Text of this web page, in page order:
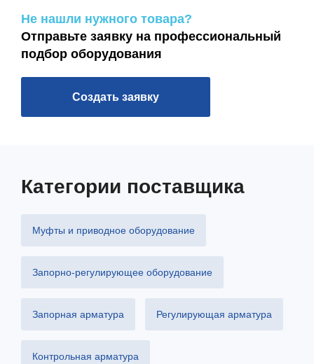
Не нашли нужного товара?
Отправьте заявку на профессиональный
подбор оборудования
Создать заявку
Категории поставщика
Муфты и приводное оборудование
Запорно-регулирующее оборудование
Запорная арматура Регулирующая арматура
Контрольная арматура